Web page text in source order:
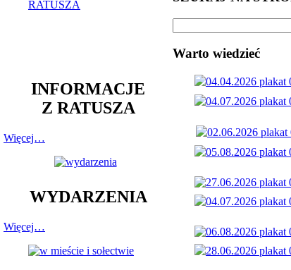
INFORMACJE
Z RATUSZA
Więcej…
WYDARZENIA
Więcej…
Warto wiedzieć